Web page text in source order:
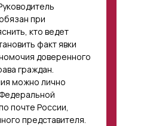
при
кто ведет
факт явки
доверенного
граждан.
можно лично
почте России,
представителя.